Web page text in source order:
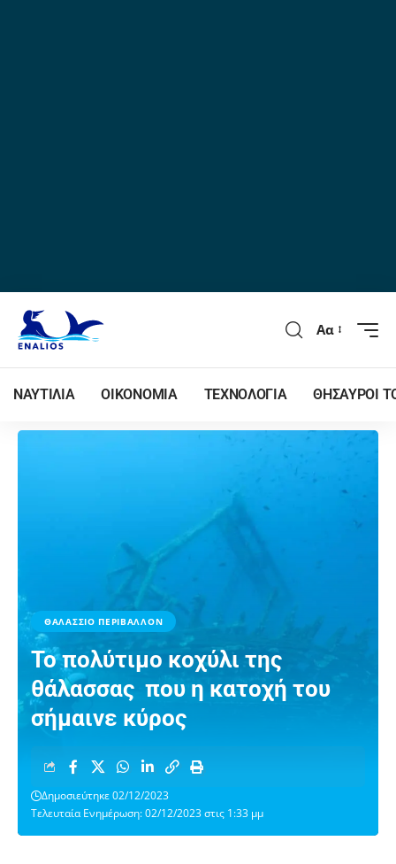
Αα
ΝΑΥΤΙΛΙΑ ΟΙΚΟΝΟΜΙΑ ΤΕΧΝΟΛΟΓΙΑ ΘΗΣΑΥΡΟΙ
ΘΑΛΑΣΣΙΟ ΠΕΡΙΒΑΛΛΟΝ
Το πολύτιμο κοχύλι της
θάλασσας που η κατοχή του
σήμαινε κύρος
Τελευταία Ενημέρωση: 02/12/2023 στις 1:33 μμ
Δημοσιεύτηκε 02/12/2023